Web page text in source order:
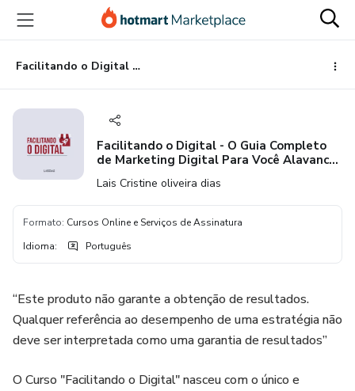
para
conteúdo
principal
para
pagamento
para
rodapé
Facilitando o Digital - O Guia Completo de Marketing Digital Para Você Alavancar os Seus Negócios!
Facilitando o Digital - O Guia Completo
de Marketing Digital Para Você Alavancar
Lais Cristine oliveira dias
Formato: Cursos Online e Serviços de Assinatura
Idioma: Português
“Este produto não garante a obtenção de resultados.
Qualquer referência ao desempenho de uma estratégia não
deve ser interpretada como uma garantia de resultados”
O Curso "Facilitando o Digital" nasceu com o único e